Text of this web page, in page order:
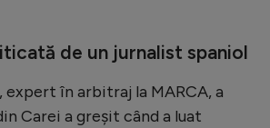
în cont
de un jurnalist spaniol
expert în arbitraj la MARCA, a
Carei a greșit când a luat